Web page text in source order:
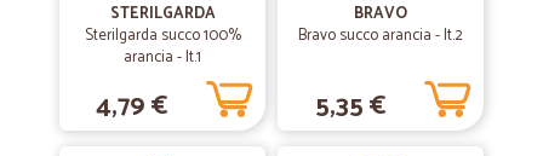
STERILGARDA
Sterilgarda succo 100%
arancia - lt.1
4,79 €
BRAVO
Bravo succo arancia - lt.2
5,35 €